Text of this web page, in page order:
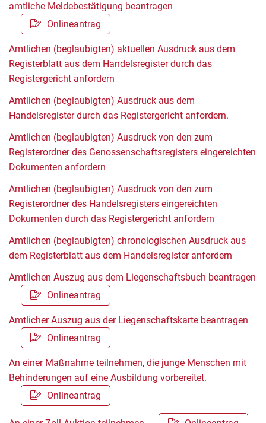
amtliche Meldebestätigung beantragen
Onlineantrag
Amtlichen (beglaubigten) aktuellen Ausdruck aus dem
Registerblatt aus dem Handelsregister durch das
Registergericht anfordern
Amtlichen (beglaubigten) Ausdruck aus dem
Handelsregister durch das Registergericht anfordern.
Amtlichen (beglaubigten) Ausdruck von den zum
Registerordner des Genossenschaftsregisters eingereichten
Dokumenten anfordern
Amtlichen (beglaubigten) Ausdruck von den zum
Registerordner des Handelsregisters eingereichten
Dokumenten durch das Registergericht anfordern
Amtlichen (beglaubigten) chronologischen Ausdruck aus
dem Registerblatt aus dem Handelsregister anfordern
Amtlichen Auszug aus dem Liegenschaftsbuch beantragen
Onlineantrag
Amtlicher Auszug aus der Liegenschaftskarte beantragen
Onlineantrag
An einer Maßnahme teilnehmen, die junge Menschen mit
Behinderungen auf eine Ausbildung vorbereitet.
Onlineantrag